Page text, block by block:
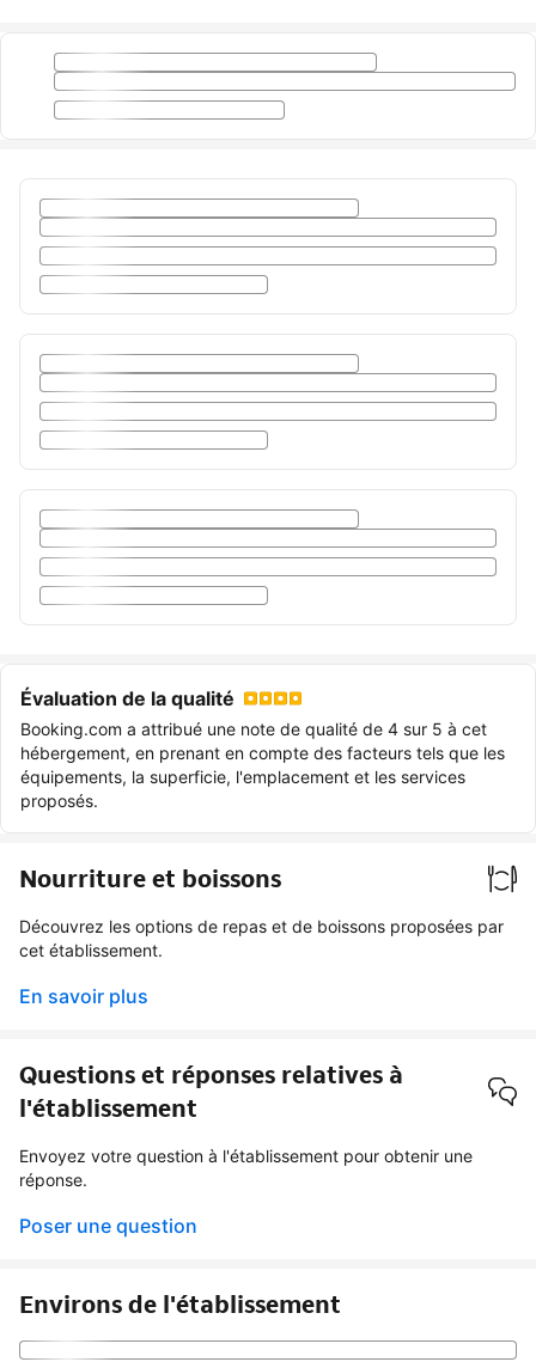
Évaluation de la qualité
Booking.com a attribué une note de qualité de 4 sur 5 à cet
hébergement, en prenant en compte des facteurs tels que les
équipements, la superficie, l'emplacement et les services
proposés.
Nourriture et boissons
Découvrez les options de repas et de boissons proposées par
cet établissement.
En savoir plus
Questions et réponses relatives à
l'établissement
Envoyez votre question à l'établissement pour obtenir une
réponse.
Poser une question
Environs de l'établissement